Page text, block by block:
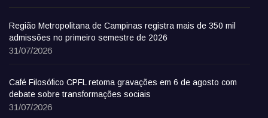
Região Metropolitana de Campinas registra mais de 350 mil
admissões no primeiro semestre de 2026
31/07/2026
Café Filosófico CPFL retoma gravações em 6 de agosto com
debate sobre transformações sociais
31/07/2026